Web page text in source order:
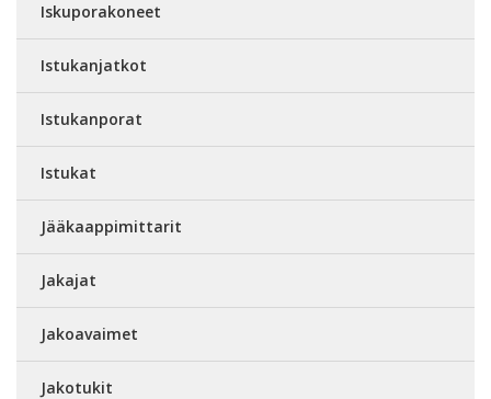
Iskuporakoneet
Istukanjatkot
Istukanporat
Istukat
Jääkaappimittarit
Jakajat
Jakoavaimet
Jakotukit